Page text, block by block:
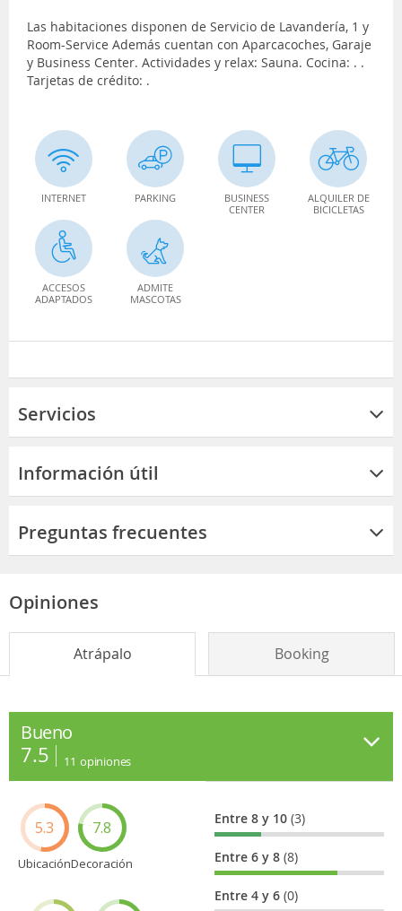
Las habitaciones disponen de Servicio de Lavandería, 1 y
Room-Service Además cuentan con Aparcacoches, Garaje
y Business Center. Actividades y relax: Sauna. Cocina: . .
Tarjetas de crédito: .
INTERNET PARKING
BUSINESS
CENTER
ALQUILER DE
BICICLETAS
ACCESOS
ADAPTADOS
ADMITE
MASCOTAS
Servicios
Información útil
Preguntas frecuentes
Opiniones
Atrápalo Booking
Bueno
7.5 11 opiniones
5.3
Ubicación
7.8
Decoración
Entre 8 y 10(3)
Entre 6 y 8(8)
Entre 4 y 6(0)